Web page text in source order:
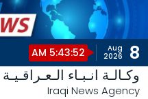
i
t
8
Aug
2026
5:43:52 AM
وكـالـة انـبـاء الـعـراقـيـة
Iraqi News Agency